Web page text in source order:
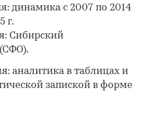
динамика с 2007 по 2014
г.
Сибирский
аналитика в таблицах и
запиской в форме